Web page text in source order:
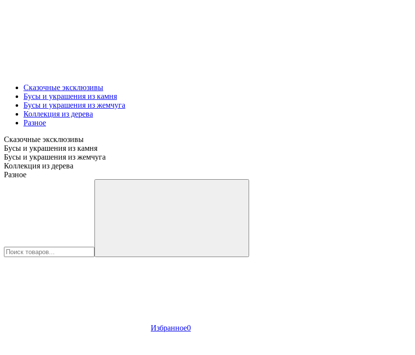
Сказочные эксклюзивы
Бусы и украшения из камня
Бусы и украшения из жемчуга
Коллекция из дерева
Разное
Сказочные эксклюзивы
Бусы и украшения из камня
Бусы и украшения из жемчуга
Коллекция из дерева
Разное
Избранное0